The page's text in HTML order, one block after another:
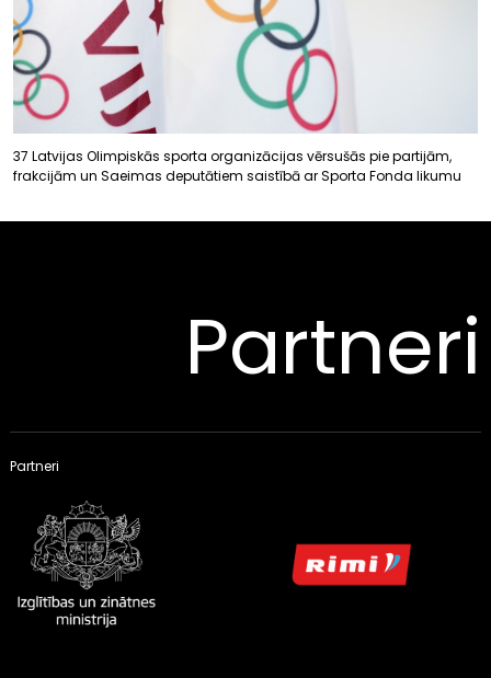
37 Latvijas Olimpiskās sporta organizācijas vērsušās pie partijām,
frakcijām un Saeimas deputātiem saistībā ar Sporta Fonda likumu
Partneri
Partneri